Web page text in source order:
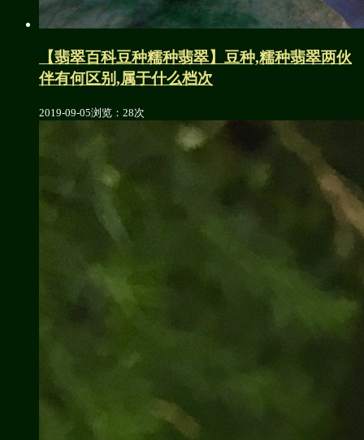
【翡翠百科豆种糯种翡翠】豆种,糯种翡翠两伙
伴有何区别,属于什么档次
2019-09-05浏览：28次